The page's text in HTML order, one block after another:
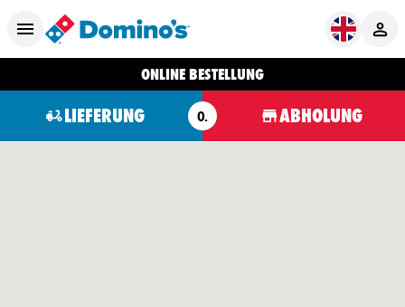
ONLINE BESTELLUNG
LIEFERUNG O. ABHOLUNG